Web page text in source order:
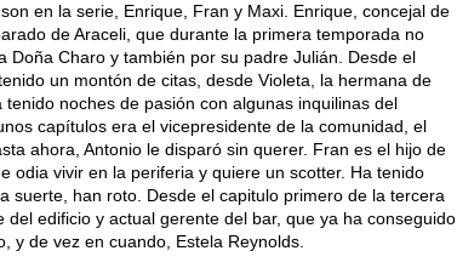
son en la serie, Enrique, Fran y Maxi. Enrique, concejal de
de Araceli, que durante la primera temporada no
Doña Charo y también por su padre Julián. Desde el
un montón de citas, desde Violeta, la hermana de
noches de pasión con algunas inquilinas del
capítulos era el vicepresidente de la comunidad, el
ahora, Antonio le disparó sin querer. Fran es el hijo de
odia vivir en la periferia y quiere un scotter. Ha tenido
suerte, han roto. Desde el capitulo primero de la tercera
edificio y actual gerente del bar, que ya ha conseguido
y de vez en cuando, Estela Reynolds.